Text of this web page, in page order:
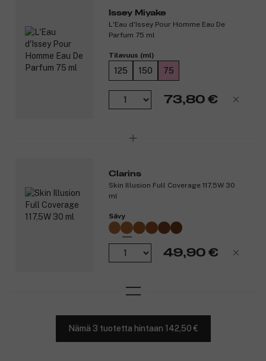
Issey Miyake
L'Eau d'Issey Pour Homme Eau De
Parfum 75 ml
Tilavuus (ml)
125 150 75
73,80 €
Clarins
Skin Illusion Full Coverage 117,5W 30
ml
Sävy
49,90 €
Nämä 3 tuotetta hintaan 142,50 €